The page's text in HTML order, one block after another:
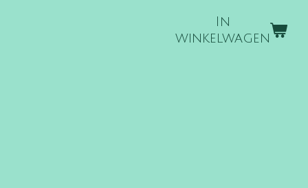
In
winkelwagen